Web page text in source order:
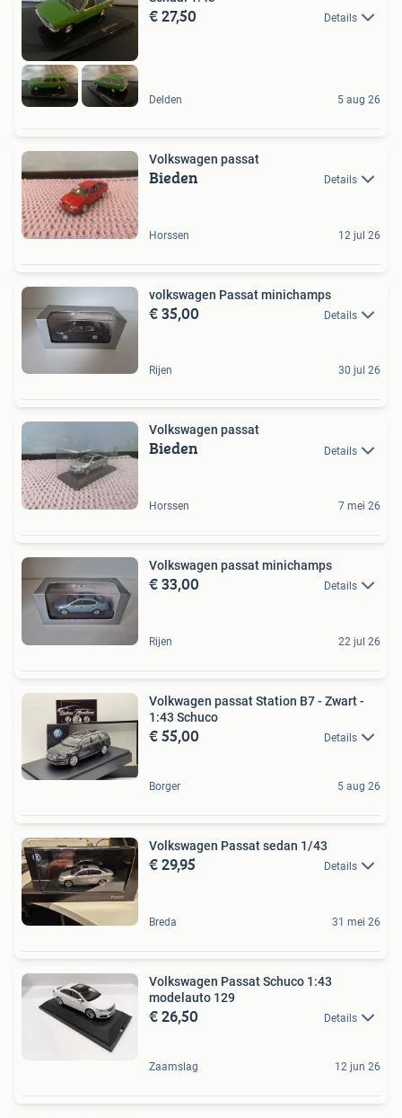
€ 27,50 Details
Delden 5 aug 26
Volkswagen passat
Bieden Details
Horssen 12 jul 26
volkswagen Passat minichamps
€ 35,00 Details
Rijen 30 jul 26
Volkswagen passat
Bieden Details
Horssen 7 mei 26
Volkswagen passat minichamps
€ 33,00 Details
Rijen 22 jul 26
Volkwagen passat Station B7 - Zwart -
1:43 Schuco
€ 55,00 Details
Borger 5 aug 26
Volkswagen Passat sedan 1/43
€ 29,95 Details
Breda 31 mei 26
Volkswagen Passat Schuco 1:43
modelauto 129
€ 26,50 Details
Zaamslag 12 jun 26